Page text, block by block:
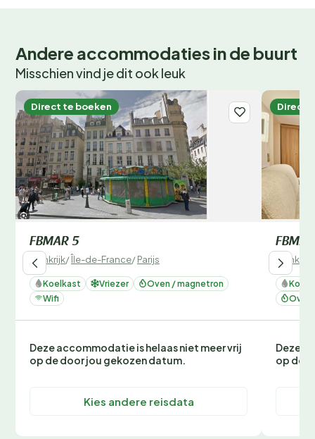
Andere accommodaties in de buurt
Misschien vind je dit ook leuk
Direct te boeken
FBMAR 5
Frankrijk/Île-de-France/Parijs
Koelkast Vriezer
Oven / magnetron
Wifi
Deze accommodatie is helaas niet meer vrij
op de door jou gekozen datum.
Kies andere reisdata
Direct
Frankrijk
Oven
Deze
op de